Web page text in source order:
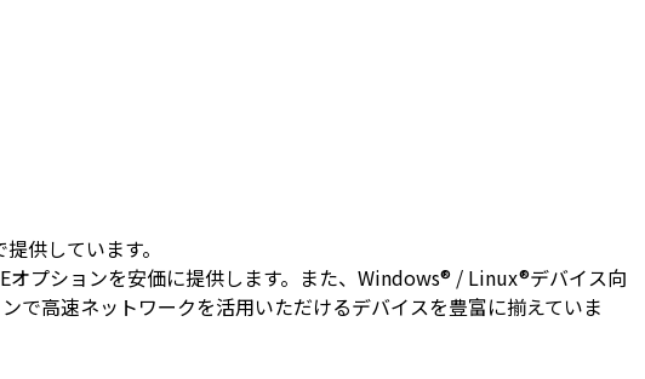
供しています。
プションを安価に提供します。また、Windows® / Linux®デバイス向
で高速ネットワークを活用いただけるデバイスを豊富に揃えていま